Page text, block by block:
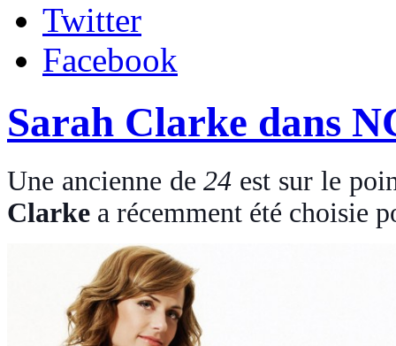
Twitter
Facebook
Sarah Clarke dans
Une ancienne de 24 est sur le
Clarke a récemment été choisie